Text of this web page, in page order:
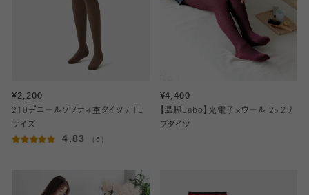
¥2,200
210デニールソフティ杢タイツ / TL
サイズ
4.83 （6）
¥4,400
【温脚Labo】光電子×ウール 2×2リ
ブタイツ